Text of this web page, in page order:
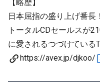
【略歴】
日本屈指の盛り上げ番長！
トータルCDセールスが
に愛されるつづけている
https://avex.jp/djkoo/